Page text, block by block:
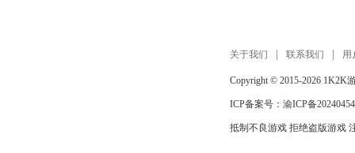
关于我们 联系我们 用
Copyright © 2015-2026 1K2K
ICP备案号： 渝ICP备
抵制不良游戏 拒绝盗版游戏